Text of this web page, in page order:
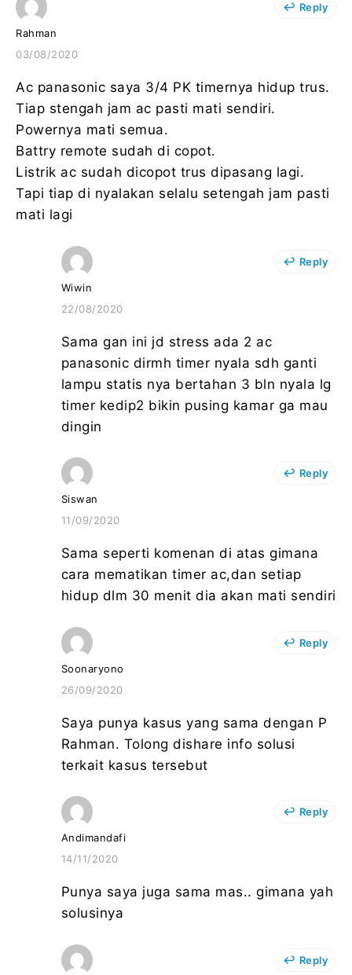
Rahman
03/08/2020
Ac panasonic saya 3/4 PK timernya hidup trus.
Tiap stengah jam ac pasti mati sendiri.
Powernya mati semua.
Battry remote sudah di copot.
Listrik ac sudah dicopot trus dipasang lagi.
Tapi tiap di nyalakan selalu setengah jam pasti
mati lagi
Reply
Wiwin
22/08/2020
Sama gan ini jd stress ada 2 ac
panasonic dirmh timer nyala sdh ganti
lampu statis nya bertahan 3 bln nyala lg
timer kedip2 bikin pusing kamar ga mau
dingin
Reply
Siswan
11/09/2020
Sama seperti komenan di atas gimana
cara mematikan timer ac,dan setiap
hidup dlm 30 menit dia akan mati sendiri
Reply
Soonaryono
26/09/2020
Saya punya kasus yang sama dengan P
Rahman. Tolong dishare info solusi
terkait kasus tersebut
Reply
Andimandafi
14/11/2020
Punya saya juga sama mas.. gimana yah
solusinya
Reply
Reply